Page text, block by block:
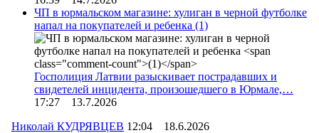
ЧП в юрмальском магазине: хулиган в черной футболке
напал на покупателей и ребенка (1)
Госполиция Латвии разыскивает пострадавших и
свидетелей инцидента, произошедшего в Юрмале,…
17:27 13.7.2026
Николай КУДРЯВЦЕВ 12:04 18.6.2026